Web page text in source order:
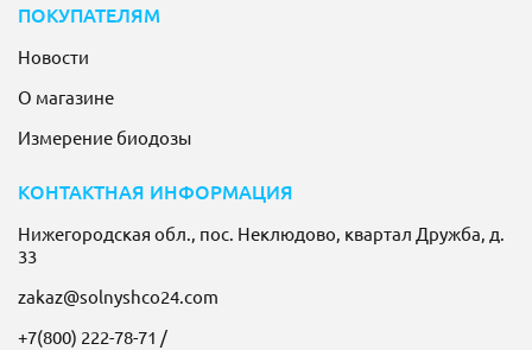
ПОКУПАТЕЛЯМ
Новости
О магазине
Измерение биодозы
КОНТАКТНАЯ ИНФОРМАЦИЯ
Нижегородская обл., пос. Неклюдово, квартал Дружба, д.
33
zakaz@solnyshco24.com
+7(800) 222-78-71 /